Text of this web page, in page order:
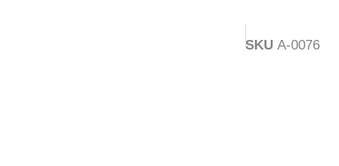
SKU A-0076